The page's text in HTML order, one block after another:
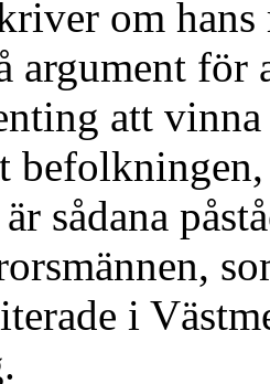
om
argument för
att
sådana
i